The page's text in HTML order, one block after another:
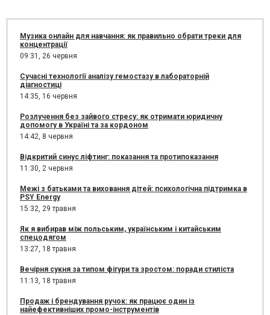
Музика онлайн для навчання: як правильно обрати треки для
концентрації
09:31, 26 червня
Сучасні технології аналізу гемостазу в лабораторній
діагностиці
14:35, 16 червня
Розлучення без зайвого стресу: як отримати юридичну
допомогу в Україні та за кордоном
14:42, 8 червня
Відкритий синус ліфтинг: показання та протипоказання
11:30, 2 червня
Межі з батьками та виховання дітей: психологічна підтримка в
PSY Energy
15:32, 29 травня
Як я вибирав між польським, українським і китайським
спецодягом
13:27, 18 травня
Вечірня сукня за типом фігури та зростом: поради стиліста
11:13, 18 травня
Продаж і брендування ручок: як працює один із
найефективніших промо-інструментів